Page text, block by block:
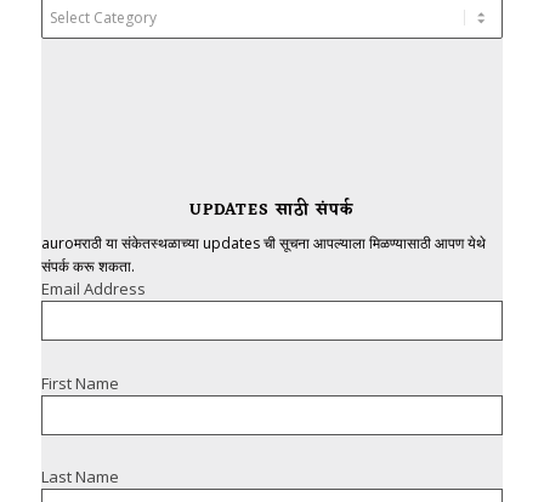
UPDATES साठी संपर्क
auroमराठी या संकेतस्थळाच्या updates ची सूचना आपल्याला मिळण्यासाठी आपण येथे
संपर्क करू शकता.
Email Address
First Name
Last Name